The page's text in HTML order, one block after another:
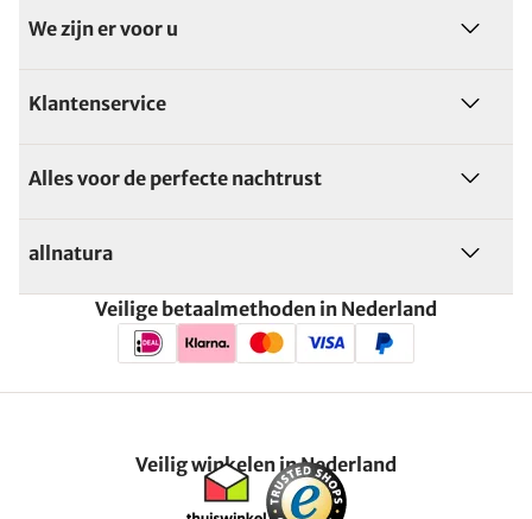
We zijn er voor u
Klantenservice
Alles voor de perfecte nachtrust
allnatura
Veilige betaalmethoden in Nederland
Veilig winkelen in Nederland